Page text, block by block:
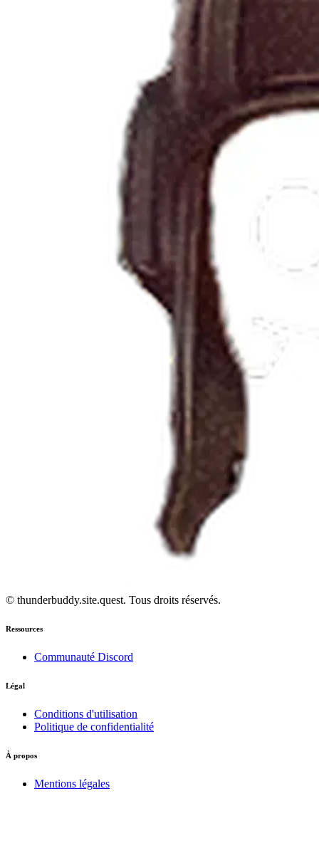
© thunderbuddy.site.quest. Tous droits réservés.
Ressources
Communauté Discord
Légal
Conditions d'utilisation
Politique de confidentialité
À propos
Mentions légales